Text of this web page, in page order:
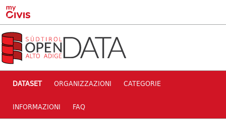
Skip to main content
DATASET ORGANIZZAZIONI CATEGORIE
INFORMAZIONI FAQ